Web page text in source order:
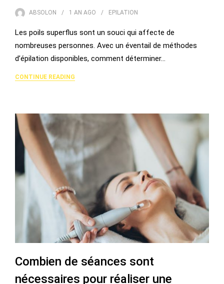
ABSOLON 1 AN AGO EPILATION
Les poils superflus sont un souci qui affecte de
nombreuses personnes. Avec un éventail de méthodes
d’épilation disponibles, comment déterminer…
CONTINUE READING
Combien de séances sont
nécessaires pour réaliser une